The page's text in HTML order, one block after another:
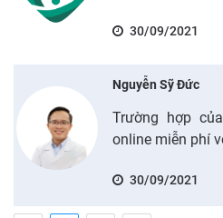
30/09/2021
Nguyễn Sỹ Đức
Trường hợp
online miễn phí
30/09/2021